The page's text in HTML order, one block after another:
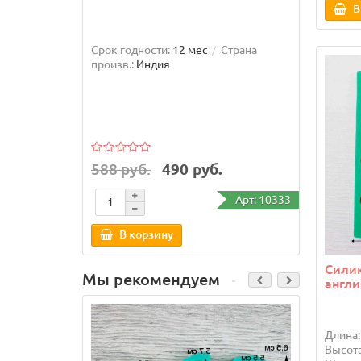
Срок годности: 12 мес
Страна
произв.: Индия
588 руб. 490 руб.
Арт: 10333
В корзину
131
Мы рекомендуем
Длина: